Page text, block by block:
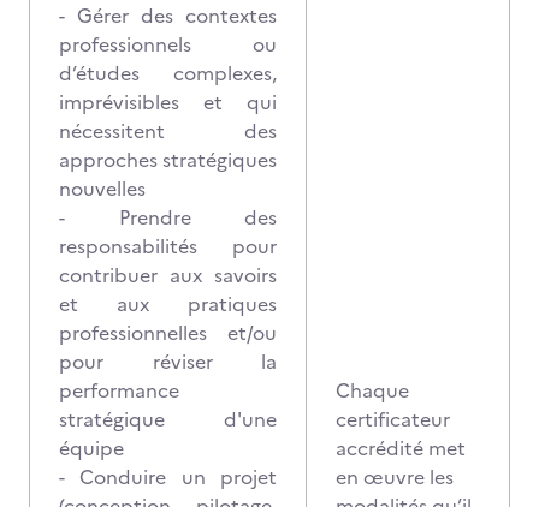
- Gérer des contextes
professionnels ou
d’études complexes,
imprévisibles et qui
nécessitent des
approches stratégiques
nouvelles
- Prendre des
responsabilités pour
contribuer aux savoirs
et aux pratiques
professionnelles et/ou
pour réviser la
performance
stratégique d'une
équipe
- Conduire un projet
Chaque
certificateur
accrédité met
en œuvre les